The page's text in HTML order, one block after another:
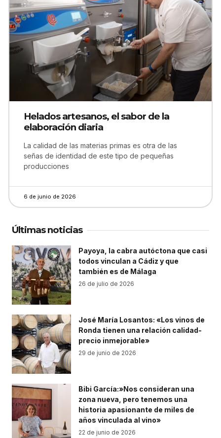
Helados artesanos, el sabor de la
elaboración diaria
La calidad de las materias primas es otra de las
señas de identidad de este tipo de pequeñas
producciones
6 de junio de 2026
Últimas noticias
Payoya, la cabra autóctona que casi
todos vinculan a Cádiz y que
también es de Málaga
26 de julio de 2026
José María Losantos: «Los vinos de
Ronda tienen una relación calidad-
precio inmejorable»
29 de junio de 2026
Bibi García:»Nos consideran una
zona nueva, pero tenemos una
historia apasionante de miles de
años vinculada al vino»
22 de junio de 2026